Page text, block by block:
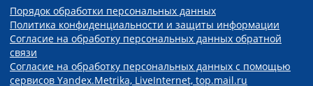
Порядок обработки персональных данных
Политика конфиденциальности и защиты информации
Согласие на обработку персональных данных обратной
связи
Согласие на обработку персональных данных с помощью
сервисов Yandex.Metrika, LiveInternet, top.mail.ru